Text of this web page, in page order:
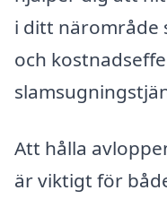
i ditt närområde
och
Att hålla
är viktigt för